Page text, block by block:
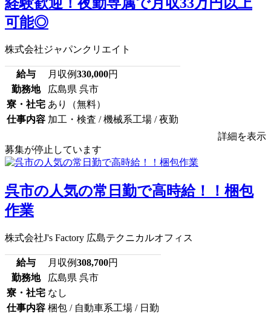
可能◎
株式会社ジャパンクリエイト
給与 月収例330,000円
勤務地
広島県 呉市
寮・社宅 あり（無料）
仕事内容 加工・検査 / 機械系工場 / 夜勤
詳細を表示
募集が停止しています
呉市の人気の常日勤で高時給！！梱包
作業
株式会社J's Factory 広島テクニカルオフィス
給与 月収例308,700円
勤務地
広島県 呉市
寮・社宅 なし
仕事内容 梱包 / 自動車系工場 / 日勤